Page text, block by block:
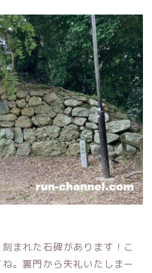
刻まれた石碑があります！こ
。裏門から失礼いたしまー